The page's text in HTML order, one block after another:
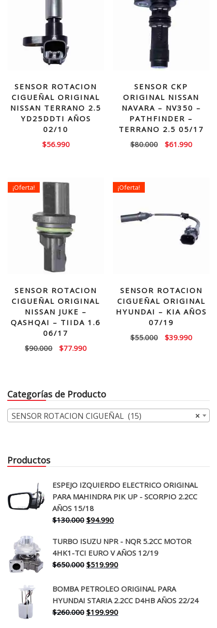
SENSOR ROTACION
CIGUEÑAL ORIGINAL
NISSAN TERRANO 2.5
YD25DDTI AÑOS
02/10
$56.990
SENSOR CKP
ORIGINAL NISSAN
NAVARA – NV350 –
PATHFINDER –
TERRANO 2.5 05/17
$80.000
El
$61.990El
¡Oferta!
SENSOR ROTACION
CIGUEÑAL ORIGINAL
NISSAN JUKE –
QASHQAI – TIIDA 1.6
06/17
$90.000
El
$90.000.
$77.990El
$77.990.
¡Oferta!
SENSOR ROTACION
CIGUEÑAL ORIGINAL
HYUNDAI – KIA AÑOS
07/19
$55.000
El
$39.990El
Categorías de Producto
×
SENSOR ROTACION CIGUEÑAL (15)
Productos
ESPEJO IZQUIERDO ELECTRICO ORIGINAL
PARA MAHINDRA PIK UP - SCORPIO 2.2CC
AÑOS 15/18
$130.000 El
original
era:
$130.000.
$94.990El
actual
es:
$94.990.
TURBO ISUZU NPR - NQR 5.2CC MOTOR
4HK1-TCI EURO V AÑOS 12/19
$650.000 El
original
era:
$650.000.
$519.990El
actual
es:
$519.990.
BOMBA PETROLEO ORIGINAL PARA
HYUNDAI STARIA 2.2CC D4HB AÑOS 22/24
$260.000 El
$199.990El